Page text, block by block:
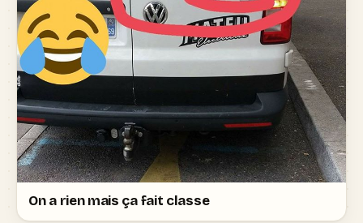
On a rien mais ça fait classe